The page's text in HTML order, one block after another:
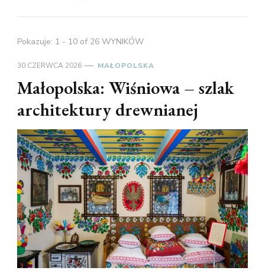
Pokazuje: 1 - 10 of 26 WYNIKÓW
30 CZERWCA 2026 MAŁOPOLSKA
Małopolska: Wiśniowa – szlak
architektury drewnianej